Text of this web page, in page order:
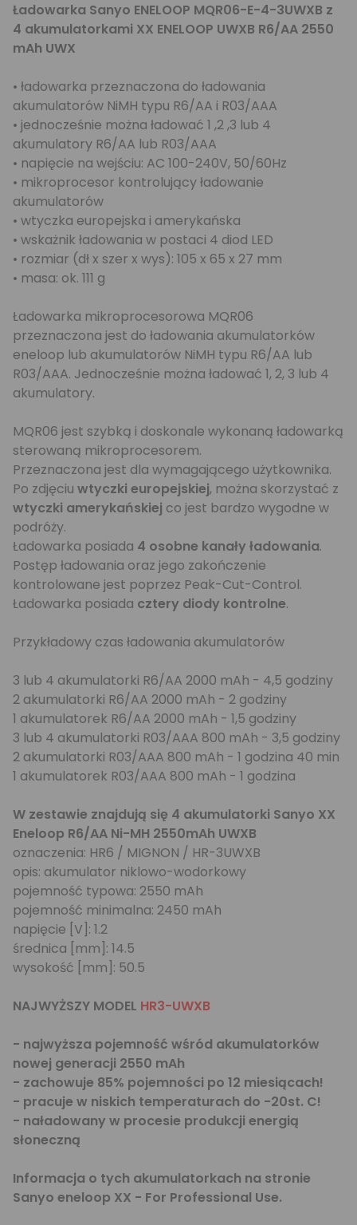
Ładowarka Sanyo ENELOOP MQR06-E-4-3UWXB z
4 akumulatorkami XX ENELOOP UWXB R6/AA 2550
mAh UWX
• ładowarka przeznaczona do ładowania
akumulatorów NiMH typu R6/AA i R03/AAA
• jednocześnie można ładować 1 ,2 ,3 lub 4
akumulatory R6/AA lub R03/AAA
• napięcie na wejściu: AC 100-240V, 50/60Hz
• mikroprocesor kontrolujący ładowanie
akumulatorów
• wtyczka europejska i amerykańska
• wskażnik ładowania w postaci 4 diod LED
• rozmiar (dł x szer x wys): 105 x 65 x 27 mm
• masa: ok. 111 g
Ładowarka mikroprocesorowa MQR06
przeznaczona jest do ładowania akumulatorków
eneloop lub akumulatorów NiMH typu R6/AA lub
R03/AAA. Jednocześnie można ładować 1, 2, 3 lub 4
akumulatory.
MQR06 jest szybką i doskonale wykonaną ładowarką
sterowaną mikroprocesorem.
Przeznaczona jest dla wymagającego użytkownika.
Po zdjęciu wtyczki europejskiej, można skorzystać z
wtyczki amerykańskiej co jest bardzo wygodne w
podróży.
Ładowarka posiada 4 osobne kanały ładowania.
Postęp ładowania oraz jego zakończenie
kontrolowane jest poprzez Peak-Cut-Control.
Ładowarka posiada cztery diody kontrolne.
Przykładowy czas ładowania akumulatorów
3 lub 4 akumulatorki R6/AA 2000 mAh - 4,5 godziny
2 akumulatorki R6/AA 2000 mAh - 2 godziny
1 akumulatorek R6/AA 2000 mAh - 1,5 godziny
3 lub 4 akumulatorki R03/AAA 800 mAh - 3,5 godziny
2 akumulatorki R03/AAA 800 mAh - 1 godzina 40 min
1 akumulatorek R03/AAA 800 mAh - 1 godzina
W zestawie znajdują się 4 akumulatorki Sanyo XX
Eneloop R6/AA Ni-MH 2550mAh UWXB
oznaczenia: HR6 / MIGNON / HR-3UWXB
opis: akumulator niklowo-wodorkowy
pojemność typowa: 2550 mAh
pojemność minimalna: 2450 mAh
napięcie [V]: 1.2
średnica [mm]: 14.5
wysokość [mm]: 50.5
NAJWYŻSZY MODEL HR3-UWXB
- najwyższa pojemność wśród akumulatorków
nowej generacji 2550 mAh
- zachowuje 85% pojemności po 12 miesiącach!
- pracuje w niskich temperaturach do -20st. C!
- naładowany w procesie produkcji energią
słoneczną
Informacja o tych akumulatorkach na stronie
Sanyo eneloop XX - For Professional Use.